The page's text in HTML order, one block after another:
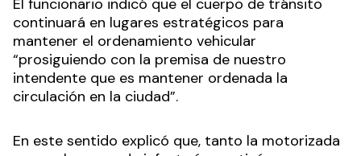
El funcionario indicó que el cuerpo de tránsito
continuará en lugares estratégicos para
mantener el ordenamiento vehicular
“prosiguiendo con la premisa de nuestro
intendente que es mantener ordenada la
circulación en la ciudad”.
En este sentido explicó que, tanto la motorizada